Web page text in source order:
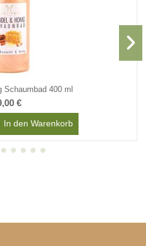
Schaumbad 400 ml
€
In den Warenkorb